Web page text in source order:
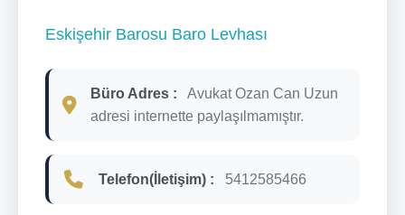
Eskişehir Barosu Baro Levhası
Büro Adres :
Avukat Ozan Can Uzun
adresi internette paylaşılmamıştır.
Telefon(İletişim) : 5412585466